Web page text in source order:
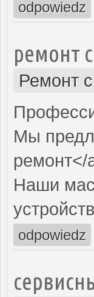
odpowiedz
ремонт
Ремонт
Мы
ремонт</
Наши
odpowiedz